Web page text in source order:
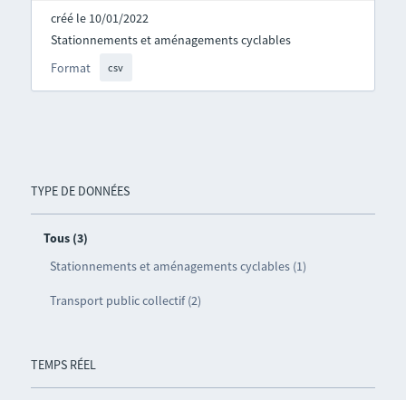
TYPE DE DONNÉES
Tous (3)
Stationnements et aménagements cyclables (1)
Transport public collectif (2)
TEMPS RÉEL
créé le 10/01/2022
Format csv
Stationnements et aménagements cyclables